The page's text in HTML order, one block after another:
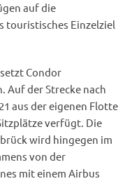
auf die
touristisches Einzelziel
Condor
Auf der Strecke nach
aus der eigenen Flotte
verfügt. Die
wird hingegen im
von der
mit einem Airbus